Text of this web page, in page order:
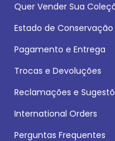
Quer Vender Sua
Estado de Conservação
Pagamento e Entrega
Trocas e Devoluções
Reclamações e
International Orders
Perguntas Frequentes